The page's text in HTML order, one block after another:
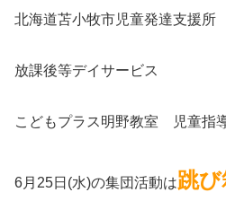
北海道苫小牧市児童発達支援所
放課後等デイサービス
こどもプラス明野教室 児童指
6月25日(水)の集団活動は跳び